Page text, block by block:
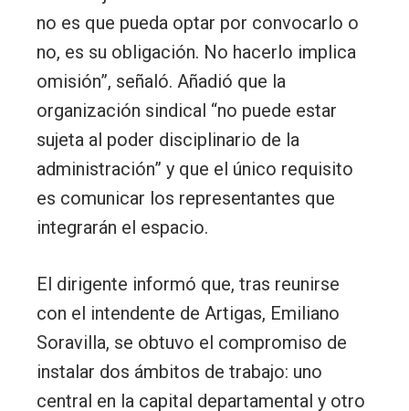
no es que pueda optar por convocarlo o
no, es su obligación. No hacerlo implica
omisión”, señaló. Añadió que la
organización sindical “no puede estar
sujeta al poder disciplinario de la
administración” y que el único requisito
es comunicar los representantes que
integrarán el espacio.
El dirigente informó que, tras reunirse
con el intendente de Artigas, Emiliano
Soravilla, se obtuvo el compromiso de
instalar dos ámbitos de trabajo: uno
central en la capital departamental y otro